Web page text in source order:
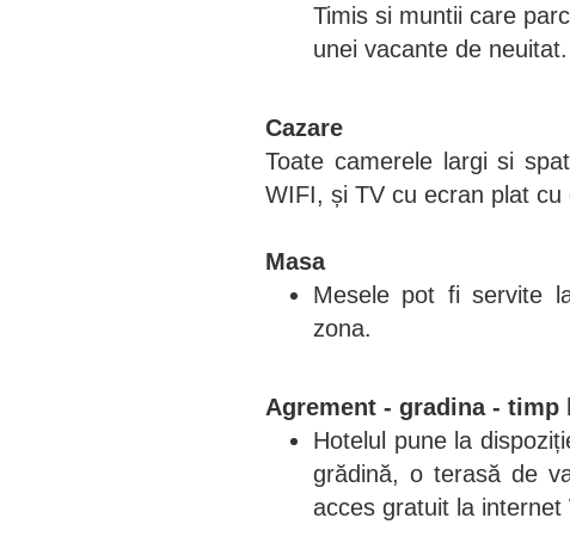
Timis si muntii care
unei vacante de neuitat.
Cazare
Toate camerele largi si
WIFI, și TV cu ecran plat cu
Masa
Mesele pot fi servite
zona.
Agrement - gradina - timp
Hotelul pune la
grădină, o terasă de
acces gratuit la internet